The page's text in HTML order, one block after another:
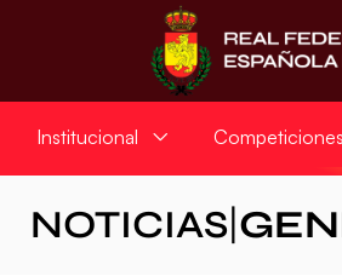
Institucional Competiciones
NOTICIAS